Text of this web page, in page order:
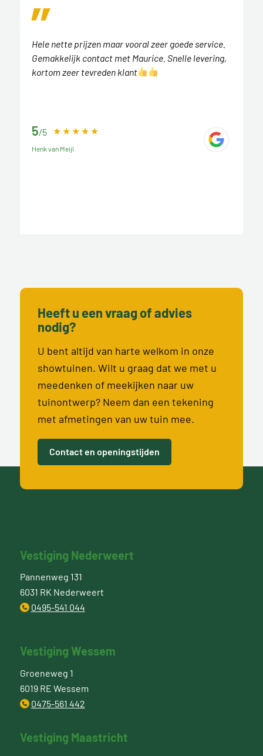
Hele nette prijzen maar vooral zeer goede service.
Gemakkelijk contact met Maurice. Snelle levering,
kortom zeer tevreden klant
5/5
Henk van Meijl
Heeft u een vraag of advies
nodig?
U bent altijd van harte welkom in onze
showtuinen. Wilt u graag dat we met u
meedenken of meekijken naar uw
tuinontwerp? Neem dan een tekening
met afmetingen van uw tuin mee.
Contact en openingstijden
Vestiging Nederweert
Pannenweg 131
6031 RK Nederweert
0495-541 044
Vestiging Wessem
Groeneweg 1
6019 RE Wessem
0475-561 442
Vestiging Maastricht